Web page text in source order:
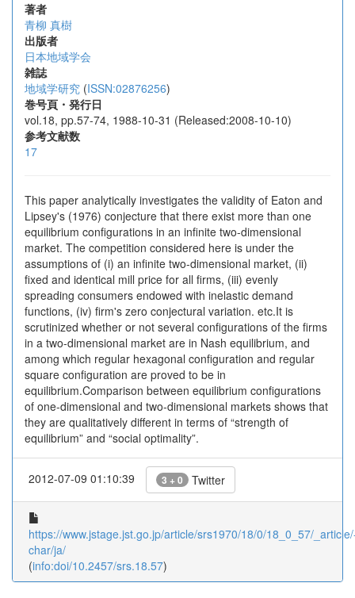
著者
青柳 真樹
出版者
日本地域学会
雑誌
地域学研究 (ISSN:02876256)
巻号頁・発行日
vol.18, pp.57-74, 1988-10-31 (Released:2008-10-10)
参考文献数
17
This paper analytically investigates the validity of Eaton and
Lipsey's (1976) conjecture that there exist more than one
equilibrium configurations in an infinite two-dimensional
market. The competition considered here is under the
assumptions of (i) an infinite two-dimensional market, (ii)
fixed and identical mill price for all firms, (iii) evenly
spreading consumers endowed with inelastic demand
functions, (iv) firm's zero conjectural variation. etc.It is
scrutinized whether or not several configurations of the firms
in a two-dimensional market are in Nash equilibrium, and
among which regular hexagonal configuration and regular
square configuration are proved to be in
equilibrium.Comparison between equilibrium configurations
of one-dimensional and two-dimensional markets shows that
they are qualitatively different in terms of “strength of
equilibrium” and “social optimality”.
2012-07-09 01:10:39 3 + 0 Twitter
https://www.jstage.jst.go.jp/article/srs1970/18/0/18_0_57/
char/ja/
(info:doi/10.2457/srs.18.57)